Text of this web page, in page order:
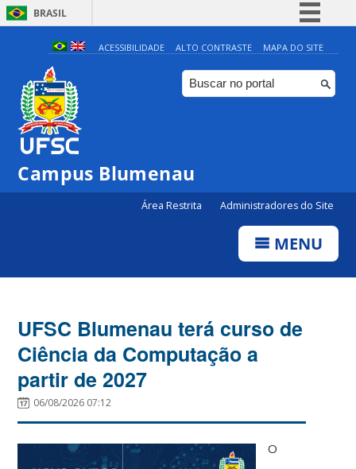
BRASIL
Simplifique!
Comunica BR
Participe
ACESSIBILIDADE ALTO CONTRASTE MAPA DO SITE
Campus Blumenau
Área Restrita Administradores do Site
MENU
UFSC Blumenau terá curso de
Ciência da Computação a
partir de 2027
06/08/2026 07:12
O